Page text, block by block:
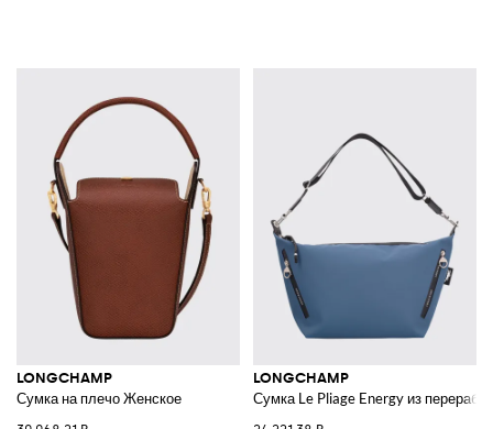
LONGCHAMP
Сумка на плечо Женское
LONGCHAMP
Сумка Le Pliage Energy из